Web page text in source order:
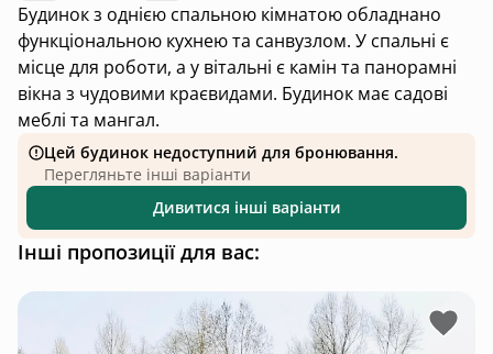
Будинок з однією спальною кімнатою обладнано
функціональною кухнею та санвузлом. У спальні є
місце для роботи, а у вітальні є камін та панорамні
вікна з чудовими краєвидами. Будинок має садові
меблі та мангал.
Цей будинок недоступний для бронювання.
Перегляньте інші варіанти
Дивитися інші варіанти
Інші пропозиції для вас: